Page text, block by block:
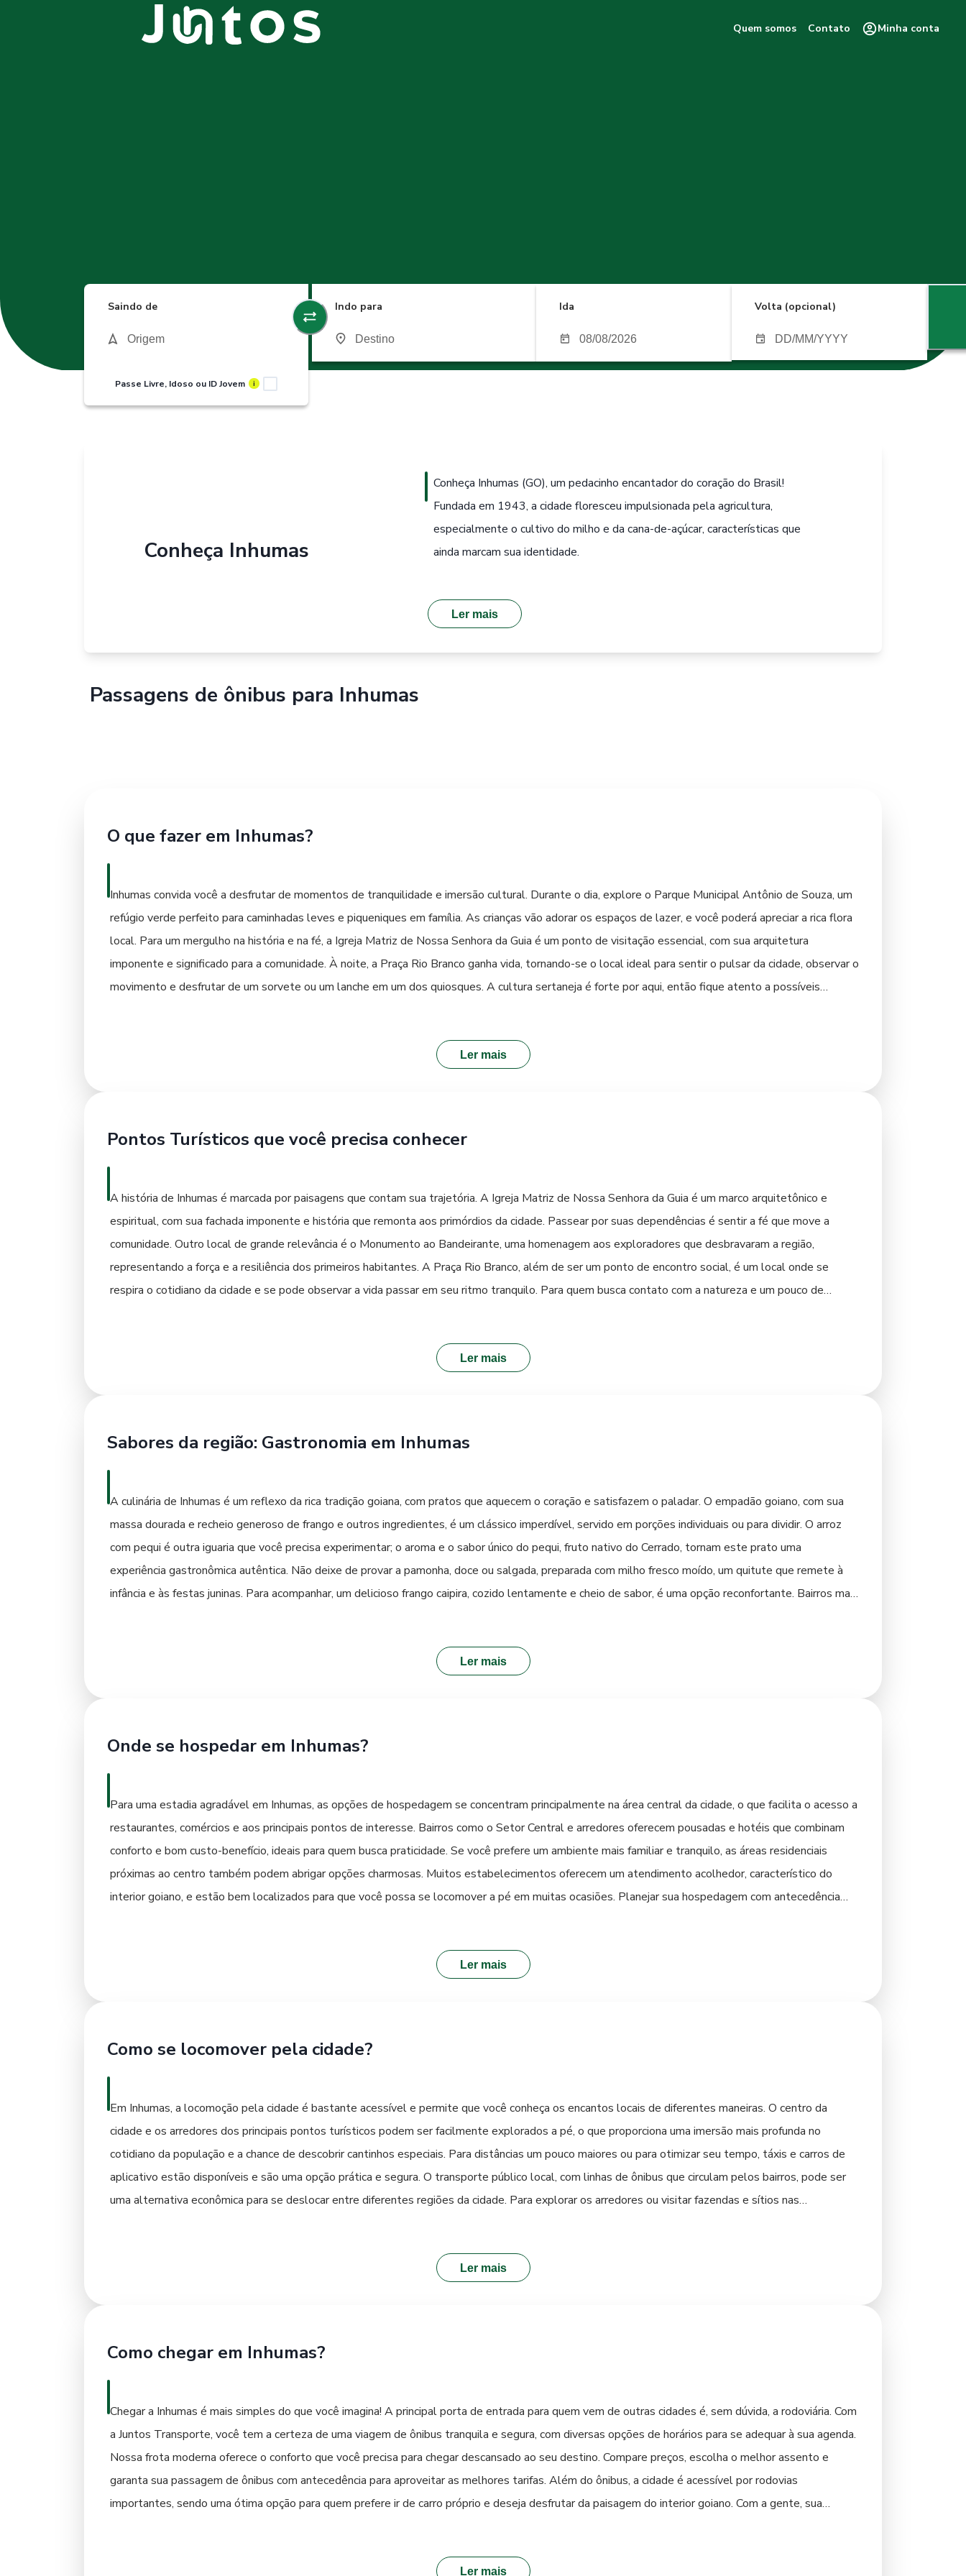
Quem somos Contato Minha conta
Saindo de
Passe Livre, Idoso ou ID Jovem i
Indo para Ida Volta (opcional)
Conheça Inhumas
Conheça Inhumas (GO), um pedacinho encantador do coração do Brasil!
Fundada em 1943, a cidade floresceu impulsionada pela agricultura,
especialmente o cultivo do milho e da cana-de-açúcar, características que
ainda marcam sua identidade.
Ler mais
Passagens de ônibus para Inhumas
O que fazer em Inhumas?
Inhumas convida você a desfrutar de momentos de tranquilidade e imersão cultural. Durante o dia, explore o Parque Municipal Antônio de Souza, um
refúgio verde perfeito para caminhadas leves e piqueniques em família. As crianças vão adorar os espaços de lazer, e você poderá apreciar a rica flora
local. Para um mergulho na história e na fé, a Igreja Matriz de Nossa Senhora da Guia é um ponto de visitação essencial, com sua arquitetura
imponente e significado para a comunidade. À noite, a Praça Rio Branco ganha vida, tornando-se o local ideal para sentir o pulsar da cidade, observar o
movimento e desfrutar de um sorvete ou um lanche em um dos quiosques. A cultura sertaneja é forte por aqui, então fique atento a possíveis
Ler mais
Pontos Turísticos que você precisa conhecer
A história de Inhumas é marcada por paisagens que contam sua trajetória. A Igreja Matriz de Nossa Senhora da Guia é um marco arquitetônico e
espiritual, com sua fachada imponente e história que remonta aos primórdios da cidade. Passear por suas dependências é sentir a fé que move a
comunidade. Outro local de grande relevância é o Monumento ao Bandeirante, uma homenagem aos exploradores que desbravaram a região,
representando a força e a resiliência dos primeiros habitantes. A Praça Rio Branco, além de ser um ponto de encontro social, é um local onde se
respira o cotidiano da cidade e se pode observar a vida passar em seu ritmo tranquilo. Para quem busca contato com a natureza e um pouco de
Ler mais
Sabores da região: Gastronomia em Inhumas
A culinária de Inhumas é um reflexo da rica tradição goiana, com pratos que aquecem o coração e satisfazem o paladar. O empadão goiano, com sua
massa dourada e recheio generoso de frango e outros ingredientes, é um clássico imperdível, servido em porções individuais ou para dividir. O arroz
com pequi é outra iguaria que você precisa experimentar; o aroma e o sabor único do pequi, fruto nativo do Cerrado, tornam este prato uma
experiência gastronômica autêntica. Não deixe de provar a pamonha, doce ou salgada, preparada com milho fresco moído, um quitute que remete à
infância e às festas juninas. Para acompanhar, um delicioso frango caipira, cozido lentamente e cheio de sabor, é uma opção reconfortante. Bairros mais
Ler mais
Onde se hospedar em Inhumas?
Para uma estadia agradável em Inhumas, as opções de hospedagem se concentram principalmente na área central da cidade, o que facilita o acesso a
restaurantes, comércios e aos principais pontos de interesse. Bairros como o Setor Central e arredores oferecem pousadas e hotéis que combinam
conforto e bom custo-benefício, ideais para quem busca praticidade. Se você prefere um ambiente mais familiar e tranquilo, as áreas residenciais
próximas ao centro também podem abrigar opções charmosas. Muitos estabelecimentos oferecem um atendimento acolhedor, característico do
interior goiano, e estão bem localizados para que você possa se locomover a pé em muitas ocasiões. Planejar sua hospedagem com antecedência
Ler mais
Como se locomover pela cidade?
Em Inhumas, a locomoção pela cidade é bastante acessível e permite que você conheça os encantos locais de diferentes maneiras. O centro da
cidade e os arredores dos principais pontos turísticos podem ser facilmente explorados a pé, o que proporciona uma imersão mais profunda no
cotidiano da população e a chance de descobrir cantinhos especiais. Para distâncias um pouco maiores ou para otimizar seu tempo, táxis e carros de
aplicativo estão disponíveis e são uma opção prática e segura. O transporte público local, com linhas de ônibus que circulam pelos bairros, pode ser
uma alternativa econômica para se deslocar entre diferentes regiões da cidade. Para explorar os arredores ou visitar fazendas e sítios nas
Ler mais
Como chegar em Inhumas?
Chegar a Inhumas é mais simples do que você imagina! A principal porta de entrada para quem vem de outras cidades é, sem dúvida, a rodoviária. Com
a Juntos Transporte, você tem a certeza de uma viagem de ônibus tranquila e segura, com diversas opções de horários para se adequar à sua agenda.
Nossa frota moderna oferece o conforto que você precisa para chegar descansado ao seu destino. Compare preços, escolha o melhor assento e
garanta sua passagem de ônibus com antecedência para aproveitar as melhores tarifas. Além do ônibus, a cidade é acessível por rodovias
importantes, sendo uma ótima opção para quem prefere ir de carro próprio e deseja desfrutar da paisagem do interior goiano. Com a gente, sua
Ler mais